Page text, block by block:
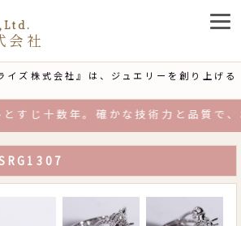
イズ株式会社』は、ジュエリーを創り上げる
会社
じ十数年。確かな技術力と品質で、